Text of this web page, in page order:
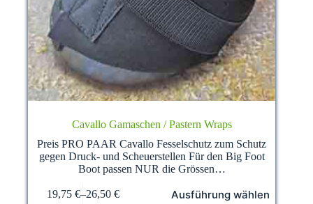
Cavallo Gamaschen / Pastern Wraps
Preis PRO PAAR Cavallo Fesselschutz zum Schutz
gegen Druck- und Scheuerstellen Für den Big Foot
Boot passen NUR die Grössen…
19,75 €–26,50 € Ausführung wählen
Produkt